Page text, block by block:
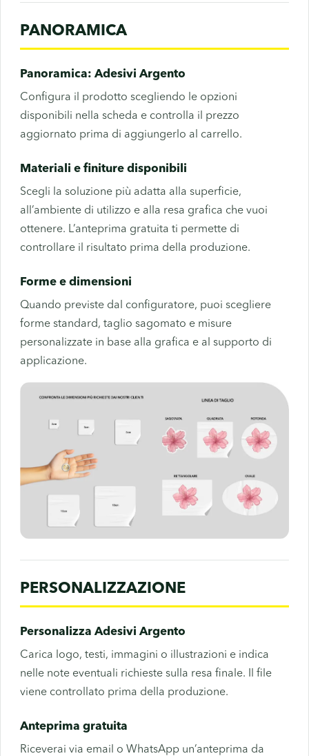
PANORAMICA
Panoramica: Adesivi Argento
Configura il prodotto scegliendo le opzioni
disponibili nella scheda e controlla il prezzo
aggiornato prima di aggiungerlo al carrello.
Materiali e finiture disponibili
Scegli la soluzione più adatta alla superficie,
all’ambiente di utilizzo e alla resa grafica che vuoi
ottenere. L’anteprima gratuita ti permette di
controllare il risultato prima della produzione.
Forme e dimensioni
Quando previste dal configuratore, puoi scegliere
forme standard, taglio sagomato e misure
personalizzate in base alla grafica e al supporto di
applicazione.
PERSONALIZZAZIONE
Personalizza Adesivi Argento
Carica logo, testi, immagini o illustrazioni e indica
nelle note eventuali richieste sulla resa finale. Il file
viene controllato prima della produzione.
Anteprima gratuita
Riceverai via email o WhatsApp un’anteprima da